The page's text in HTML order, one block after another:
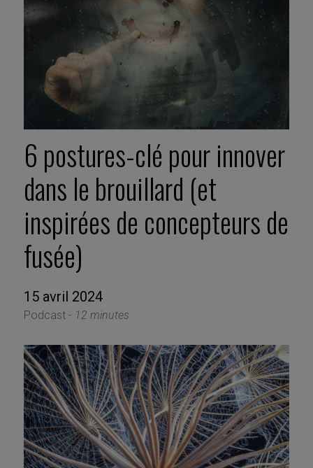
6 postures-clé pour innover
dans le brouillard (et
inspirées de concepteurs de
fusée)
15 avril 2024
Podcast - 12 minutes